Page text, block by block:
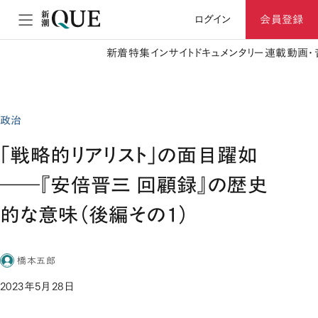
ログイン 会員登録
新着特集 インサイト ドキュメンタリー 連載動画
政治
「戦略的リアリスト」の面目躍如
――『安倍晋三 回顧録』の歴史
的な意味（後編その1）
橋本五郎
2023年5月28日